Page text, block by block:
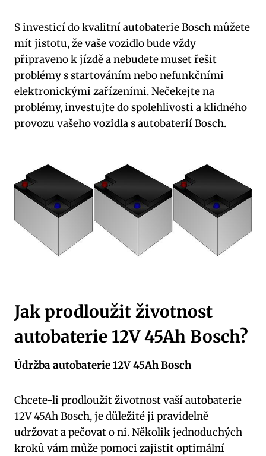
S investicí do kvalitní autobaterie Bosch můžete
mít jistotu, že vaše vozidlo bude vždy
připraveno k jízdě a nebudete muset řešit
problémy s startováním nebo nefunkčními
elektronickými zařízeními. Nečekejte na
problémy, investujte do spolehlivosti a klidného
provozu vašeho vozidla s autobaterií Bosch.
Jak prodloužit životnost
autobaterie 12V 45Ah Bosch?
Údržba autobaterie 12V 45Ah Bosch
Chcete-li prodloužit životnost vaší autobaterie
12V 45Ah Bosch, je důležité ji pravidelně
udržovat a pečovat o ni. Několik jednoduchých
kroků vám může pomoci zajistit optimální